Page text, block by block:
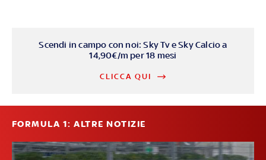
Scendi in campo con noi: Sky Tv e Sky Calcio a
14,90€/m per 18 mesi
CLICCA QUI
FORMULA 1: ALTRE NOTIZIE